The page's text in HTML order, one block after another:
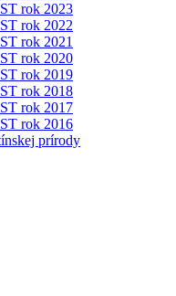
rok 2023
rok 2022
rok 2021
rok 2020
rok 2019
rok 2018
rok 2017
rok 2016
prírody